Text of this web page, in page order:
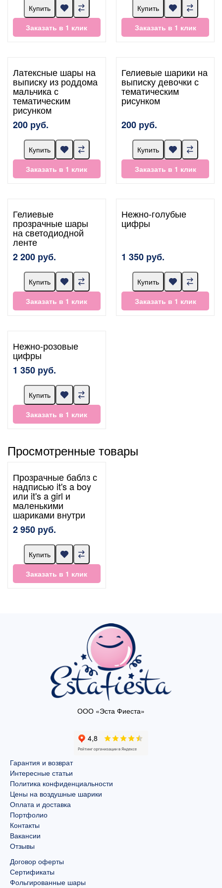
Купить
Заказать в 1 клик
Купить
Заказать в 1 клик
Латексные шары на
выписку из роддома
мальчика с
тематическим
рисунком
200 руб.
Купить
Заказать в 1 клик
Гелиевые шарики на
выписку девочки с
тематическим
рисунком
200 руб.
Купить
Заказать в 1 клик
Гелиевые
прозрачные шары
на светодиодной
ленте
2 200 руб.
Купить
Заказать в 1 клик
Нежно-голубые
цифры
1 350 руб.
Купить
Заказать в 1 клик
Нежно-розовые
цифры
1 350 руб.
Купить
Заказать в 1 клик
Просмотренные товары
Прозрачные баблз с
надписью it's a boy
или it's a girl и
маленькими
шариками внутри
2 950 руб.
Купить
Заказать в 1 клик
ООО «Эста Фиеста»
Гарантия и возврат
Интересные статьи
Политика конфиденциальности
Цены на воздушные шарики
Оплата и доставка
Портфолио
Контакты
Вакансии
Отзывы
Договор оферты
Сертификаты
Фольгированные шары